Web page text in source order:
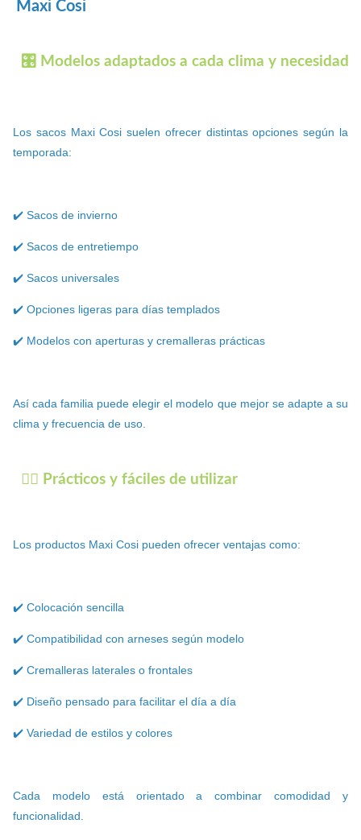
Maxi Cosi
🎛️ Modelos adaptados a cada clima y necesidad
Los sacos Maxi Cosi suelen ofrecer distintas opciones según la
temporada:
✔️ Sacos de invierno
✔️ Sacos de entretiempo
✔️ Sacos universales
✔️ Opciones ligeras para días templados
✔️ Modelos con aperturas y cremalleras prácticas
Así cada familia puede elegir el modelo que mejor se adapte a su
clima y frecuencia de uso.
🚶‍♀️ Prácticos y fáciles de utilizar
Los productos Maxi Cosi pueden ofrecer ventajas como:
✔️ Colocación sencilla
✔️ Compatibilidad con arneses según modelo
✔️ Cremalleras laterales o frontales
✔️ Diseño pensado para facilitar el día a día
✔️ Variedad de estilos y colores
Cada modelo está orientado a combinar comodidad y
funcionalidad.